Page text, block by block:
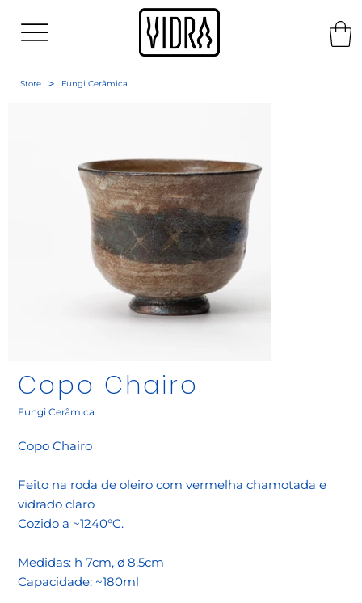
Store > Fungi Cerâmica
Copo Chairo
Fungi Cerâmica
Copo Chairo
Feito na roda de oleiro com vermelha chamotada e
vidrado claro
Cozido a ~1240°C.
Medidas: h 7cm, ø 8,5cm
Capacidade: ~180ml